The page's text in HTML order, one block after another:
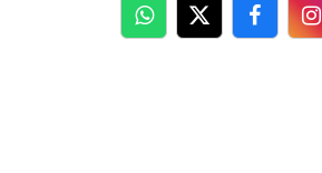
WhatsApp
Twitter